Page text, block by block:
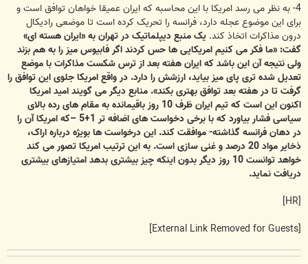
4- به نظر می رسد امریکا با این محاسبه که ایران عمیقا خواهان توافق است و
برای این موضوع عجله دارد، فرانسه را تحریک کرده است تا موضعی رادیکال
درون مذاکرات اتخاذ کند.یک منبع دیپلماتیک در تهران به «ایران هسته ای»
گفت: «ما فکر می کنیم امریکایی ها حس کردند اگر فابیوس میز را به هم بزند
ولی نتیجه آن این باشد که ایران هفته بعد از ترس شکست مذاکرات با موضع
تعدیل شده تری پای میز بیاید، ارزشش را دارد. در واقع امریکا جلوی این توافق را
گرفت تا در هفته بعد توافق بهتری بکند». منابع دیگر می گویند امید امریکا
اکنون این است که تیم ایران ظرف 10 روز باقیمانده به مقام های رده بالای
سیاسی فشار بیاورد که با برخی دخواست های اضافه تر 1+5 –که امریکا آن را
در دهان فرانسه گذاشته- موافقت کند. این درخواست ها بویژه درباره اراک،
ذخایر مواد 20 درصد و غنی سازی است. به این ترتیب امریکا تصور می کند
خواهد توانست 10 روز دیگر بدون اینکه چیز بیشتری بدهد امتیازهای بیشتری
دریافت نماید.